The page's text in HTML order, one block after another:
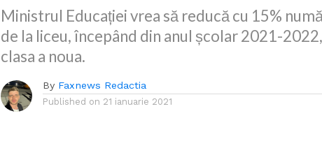
Ministrul Educației vrea să reducă cu 15%
de la liceu, începând din anul școlar 2021-
clasa a noua.
By Faxnews Redactia
Published on 21 ianuarie 2021